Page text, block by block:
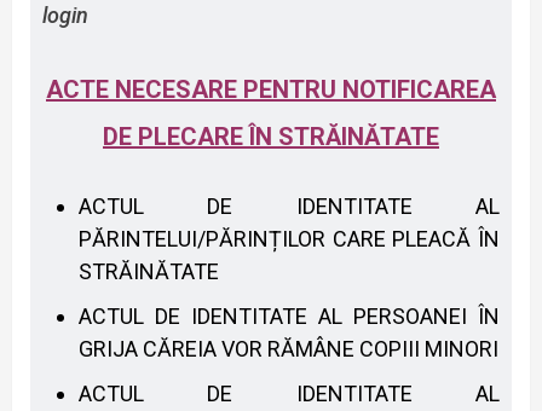
login
ACTE NECESARE PENTRU NOTIFICAREA
DE PLECARE ÎN STRĂINĂTATE
ACTUL DE IDENTITATE AL
PĂRINTELUI/PĂRINȚILOR CARE PLEACĂ ÎN
STRĂINĂTATE
ACTUL DE IDENTITATE AL PERSOANEI ÎN
GRIJA CĂREIA VOR RĂMÂNE COPIII MINORI
ACTUL DE IDENTITATE AL